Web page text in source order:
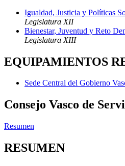
Igualdad, Justicia y Políticas
Legislatura XII
Bienestar, Juventud y Reto
Legislatura XIII
EQUIPAMIENTOS
Sede Central del Gobierno
Consejo Vasco de
Resumen
RESUMEN